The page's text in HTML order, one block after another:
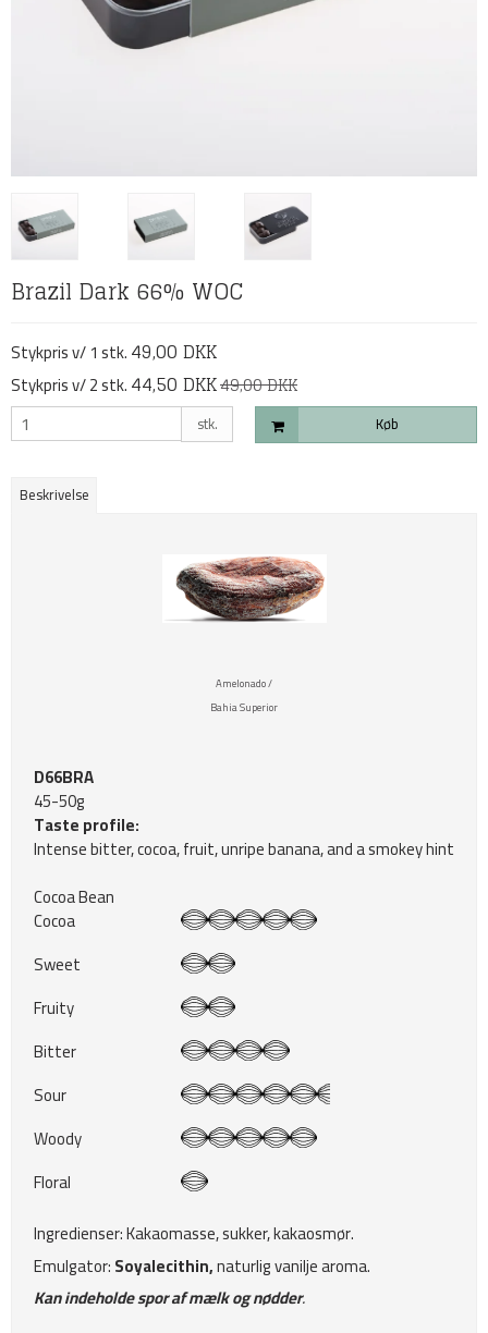
Brazil Dark 66% WOC
Stykpris v/ 1 stk.49,00 DKK
Stykpris v/ 2 stk.44,50 DKK49,00 DKK
stk. Køb
Beskrivelse
Amelonado /
Bahia Superior
D66BRA
45-50g
Taste profile:
Intense bitter, cocoa, fruit, unripe banana, and a smokey hint
Cocoa Bean
Cocoa
Sweet
Fruity
Bitter
Sour
Woody
Floral
Ingredienser: Kakaomasse, sukker, kakaosmør.
Emulgator:Soyalecithin,naturlig vanilje aroma.
Kan indeholde spor af mælk og nødder.